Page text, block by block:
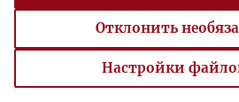
Отклонить
Настройки
Настройки файлов cookie